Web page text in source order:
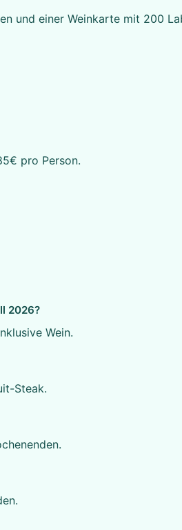
und einer Weinkarte mit 200
pro Person.
2026?
Wein.
Steak.